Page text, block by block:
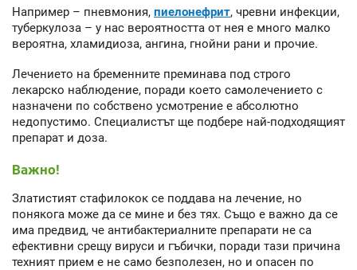
Например – пневмония, пиелонефрит, чревни инфекции,
туберкулоза – у нас вероятността от нея е много малко
вероятна, хламидиоза, ангина, гнойни рани и прочие.
Лечението на бременните преминава под строго
лекарско наблюдение, поради което самолечението с
назначени по собствено усмотрение е абсолютно
недопустимо. Специалистът ще подбере най-подходящият
препарат и доза.
Важно!
Златистият стафилокок се поддава на лечение, но
понякога може да се мине и без тях. Също е важно да се
има предвид, че антибактериалните препарати не са
ефективни срещу вируси и гъбички, поради тази причина
техният прием е не само безполезен, но и опасен по